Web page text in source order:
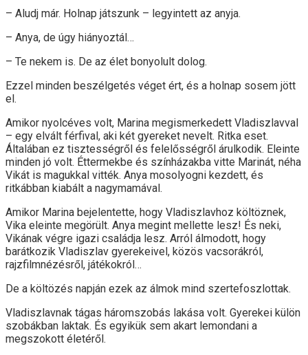
– Aludj már. Holnap játszunk – legyintett az anyja.
– Anya, de úgy hiányoztál…
– Te nekem is. De az élet bonyolult dolog.
Ezzel minden beszélgetés véget ért, és a holnap sosem jött
el.
Amikor nyolcéves volt, Marina megismerkedett Vladiszlavval
– egy elvált férfival, aki két gyereket nevelt. Ritka eset.
Általában ez tisztességről és felelősségről árulkodik. Eleinte
minden jó volt. Éttermekbe és színházakba vitte Marinát, néha
Vikát is magukkal vitték. Anya mosolyogni kezdett, és
ritkábban kiabált a nagymamával.
Amikor Marina bejelentette, hogy Vladiszlavhoz költöznek,
Vika eleinte megörült. Anya megint mellette lesz! És neki,
Vikának végre igazi családja lesz. Arról álmodott, hogy
barátkozik Vladiszlav gyerekeivel, közös vacsorákról,
rajzfilmnézésről, játékokról…
De a költözés napján ezek az álmok mind szertefoszlottak.
Vladiszlavnak tágas háromszobás lakása volt. Gyerekei külön
szobákban laktak. És egyikük sem akart lemondani a
megszokott életéről.